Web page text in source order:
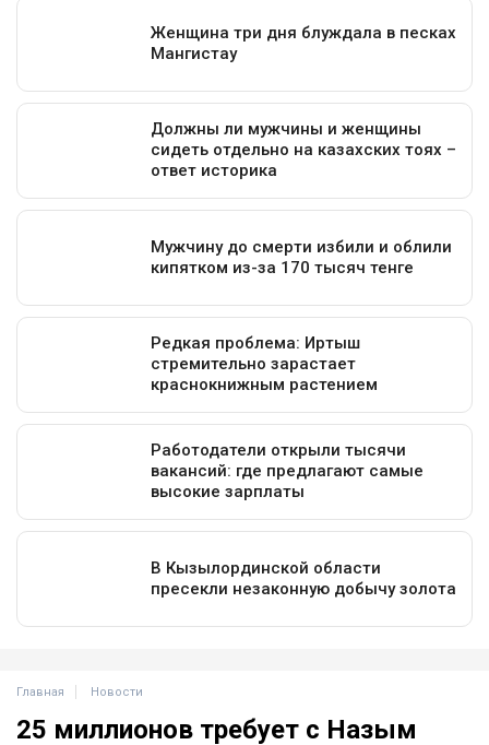
Главная Новости
25 миллионов требует с Назым